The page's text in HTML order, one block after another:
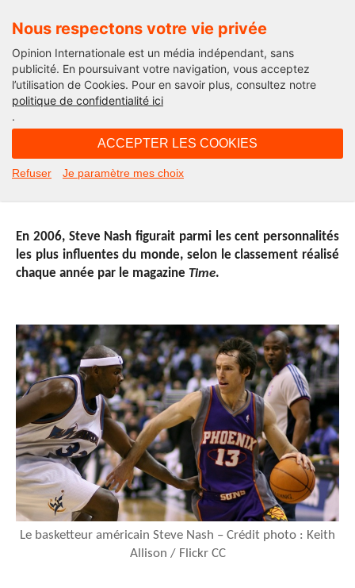
Nous respectons votre vie privée
Opinion Internationale est un média indépendant, sans
publicité. En poursuivant votre navigation, vous acceptez
l’utilisation de Cookies. Pour en savoir plus, consultez notre
politique de confidentialité ici
.
ACCEPTER LES COOKIES
Refuser Je paramètre mes choix
Opinion Sport
Le sportif, bête de sport douée de
En 2006, Steve Nash figurait parmi les cent personnalités
les plus influentes du monde, selon le classement réalisé
chaque année par le magazine Time.
Le basketteur américain Steve Nash – Crédit photo : Keith
Allison / Flickr CC